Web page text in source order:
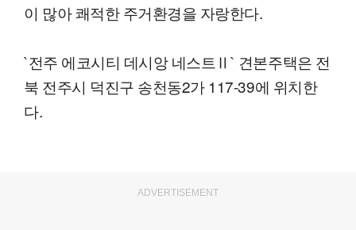
이 많아 쾌적한 주거환경을 자랑한다.
`전주 에코시티 데시앙 네스트Ⅱ` 견본주택은 전
북 전주시 덕진구 송천동2가 117-39에 위치한
다.
ADVERTISEMENT